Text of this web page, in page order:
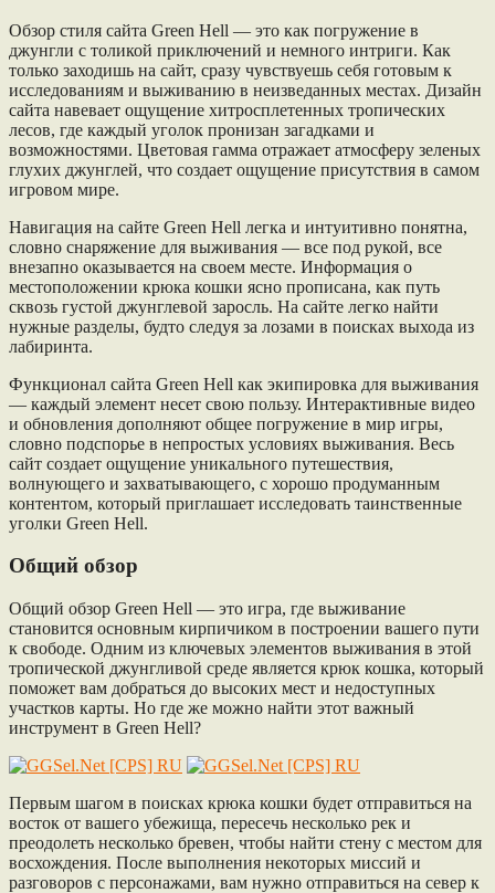
Обзор стиля сайта Green Hell — это как погружение в
джунгли с толикой приключений и немного интриги. Как
только заходишь на сайт, сразу чувствуешь себя готовым к
исследованиям и выживанию в неизведанных местах. Дизайн
сайта навевает ощущение хитросплетенных тропических
лесов, где каждый уголок пронизан загадками и
возможностями. Цветовая гамма отражает атмосферу зеленых
глухих джунглей, что создает ощущение присутствия в самом
игровом мире.
Навигация на сайте Green Hell легка и интуитивно понятна,
словно снаряжение для выживания — все под рукой, все
внезапно оказывается на своем месте. Информация о
местоположении крюка кошки ясно прописана, как путь
сквозь густой джунглевой заросль. На сайте легко найти
нужные разделы, будто следуя за лозами в поисках выхода из
лабиринта.
Функционал сайта Green Hell как экипировка для выживания
— каждый элемент несет свою пользу. Интерактивные видео
и обновления дополняют общее погружение в мир игры,
словно подспорье в непростых условиях выживания. Весь
сайт создает ощущение уникального путешествия,
волнующего и захватывающего, с хорошо продуманным
контентом, который приглашает исследовать таинственные
уголки Green Hell.
Общий обзор
Общий обзор Green Hell — это игра, где выживание
становится основным кирпичиком в построении вашего пути
к свободе. Одним из ключевых элементов выживания в этой
тропической джунгливой среде является крюк кошка, который
поможет вам добраться до высоких мест и недоступных
участков карты. Но где же можно найти этот важный
инструмент в Green Hell?
Первым шагом в поисках крюка кошки будет отправиться на
восток от вашего убежища, пересечь несколько рек и
преодолеть несколько бревен, чтобы найти стену с местом для
восхождения. После выполнения некоторых миссий и
разговоров с персонажами, вам нужно отправиться на север к